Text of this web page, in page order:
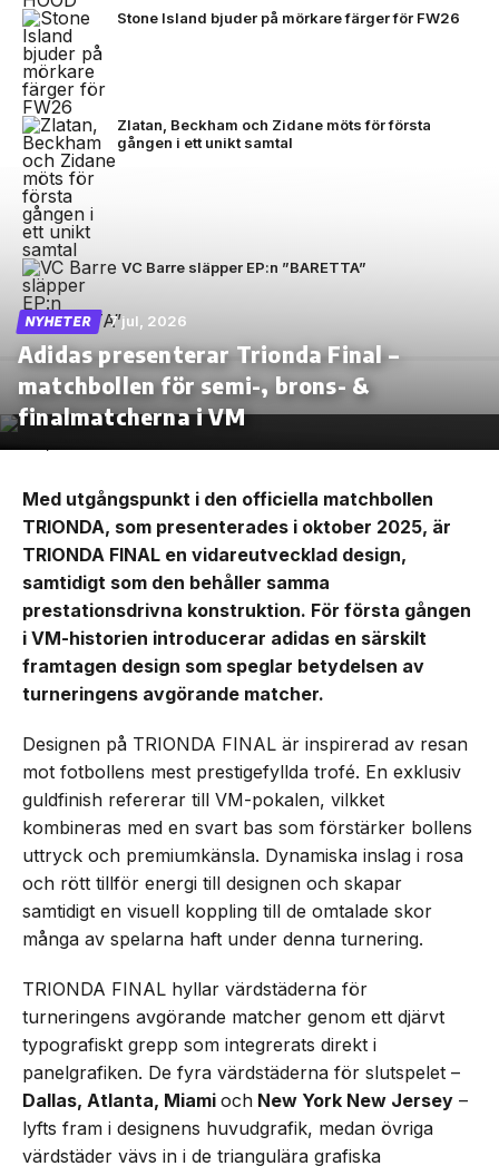
Stone Island bjuder på mörkare färger för FW26
Zlatan, Beckham och Zidane möts för första
gången i ett unikt samtal
VC Barre släpper EP:n ”BARETTA”
NYHETER 7 jul, 2026
Adidas presenterar Trionda Final –
matchbollen för semi-, brons- &
finalmatcherna i VM
Med utgångspunkt i den officiella matchbollen
TRIONDA, som presenterades i oktober 2025, är
TRIONDA FINAL en vidareutvecklad design,
samtidigt som den behåller samma
prestationsdrivna konstruktion. För första gången
i VM-historien introducerar adidas en särskilt
framtagen design som speglar betydelsen av
turneringens avgörande matcher.
Designen på TRIONDA FINAL är inspirerad av resan
mot fotbollens mest prestigefyllda trofé. En exklusiv
guldfinish refererar till VM-pokalen, vilkket
kombineras med en svart bas som förstärker bollens
uttryck och premiumkänsla. Dynamiska inslag i rosa
och rött tillför energi till designen och skapar
samtidigt en visuell koppling till de omtalade skor
många av spelarna haft under denna turnering.
TRIONDA FINAL hyllar värdstäderna för
turneringens avgörande matcher genom ett djärvt
typografiskt grepp som integrerats direkt i
panelgrafiken. De fyra värdstäderna för slutspelet –
Dallas, Atlanta, Miami och New York New Jersey –
lyfts fram i designens huvudgrafik, medan övriga
värdstäder vävs in i de triangulära grafiska